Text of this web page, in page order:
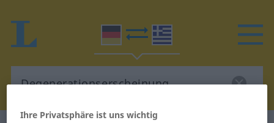
Ihre Privatsphäre ist uns wichtig